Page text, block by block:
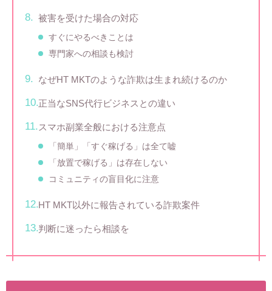
被害を受けた場合の対応
すぐにやるべきことは
専門家への相談も検討
なぜHT MKTのような詐欺は生まれ続けるのか
正当なSNS代行ビジネスとの違い
スマホ副業全般における注意点
「簡単」「すぐ稼げる」は全て嘘
「放置で稼げる」は存在しない
コミュニティの盲目化に注意
HT MKT以外に報告されている詐欺案件
判断に迷ったら相談を